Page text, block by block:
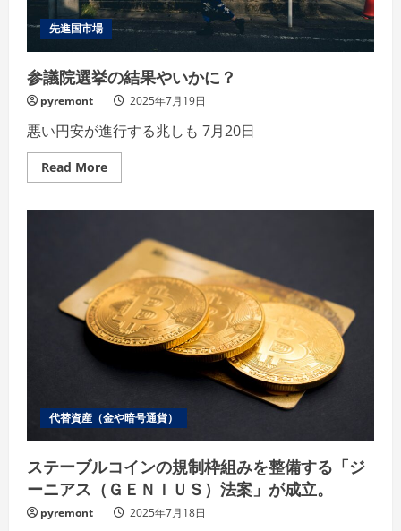
先進国市場
参議院選挙の結果やいかに？
pyremont 2025年7月19日
悪い円安が進行する兆しも 7月20日
Read MoreRead
more
挙
の
果
や
い
か
に？
代替資産（金や暗号通貨）
ステーブルコインの規制枠組みを整備する「ジ
ーニアス（ＧＥＮＩＵＳ）法案」が成立。
pyremont 2025年7月18日